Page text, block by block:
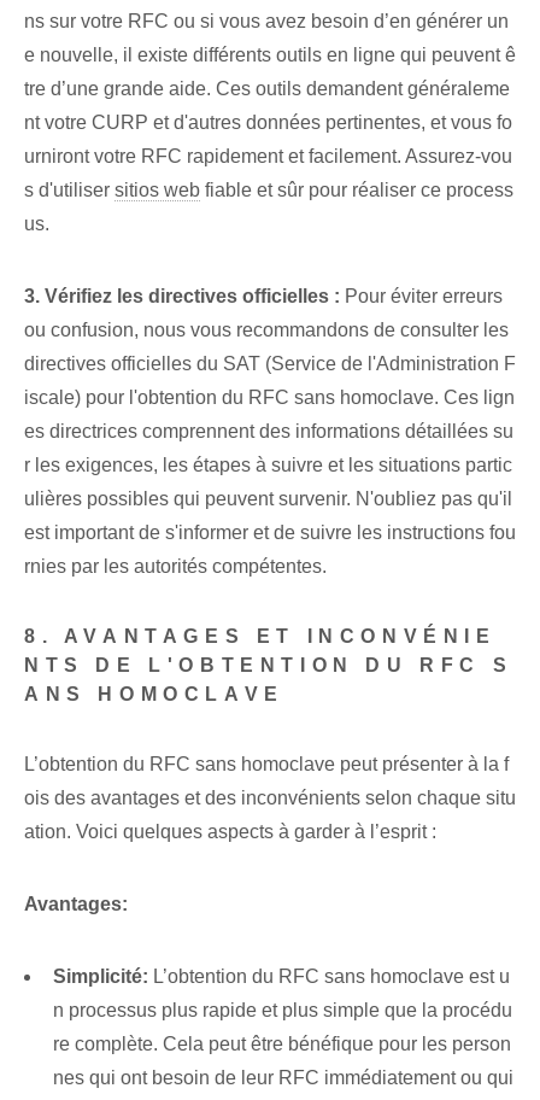
ns sur votre RFC ou si vous avez besoin d’en générer un
e nouvelle, il existe différents outils en ligne qui peuvent ê
tre d’une grande aide. Ces outils demandent généraleme
nt votre CURP et d'autres données pertinentes, et vous fo
urniront votre RFC rapidement et facilement. Assurez-vou
s d'utiliser sitios web fiable et sûr pour réaliser ce process
us.
3. Vérifiez les directives officielles : Pour éviter erreurs
ou confusion, nous vous recommandons de consulter les
directives officielles du SAT (Service de l'Administration F
iscale) pour l'obtention du RFC sans homoclave. Ces lign
es directrices comprennent des informations détaillées su
r les exigences, les étapes à suivre et les situations partic
ulières possibles qui peuvent survenir. N'oubliez pas qu'il
est important de s'informer et de suivre les instructions fou
rnies par les autorités compétentes.
8. AVANTAGES ET INCONVÉNIE
NTS DE L'OBTENTION DU RFC S
ANS HOMOCLAVE
L’obtention du RFC sans homoclave peut présenter à la f
ois des avantages et des inconvénients selon chaque situ
ation. Voici quelques aspects à garder à l’esprit :
Avantages:
Simplicité: L’obtention du RFC sans homoclave est u
n processus plus rapide et plus simple que la procédu
re complète. Cela peut être bénéfique pour les person
nes qui ont besoin de leur RFC immédiatement ou qui